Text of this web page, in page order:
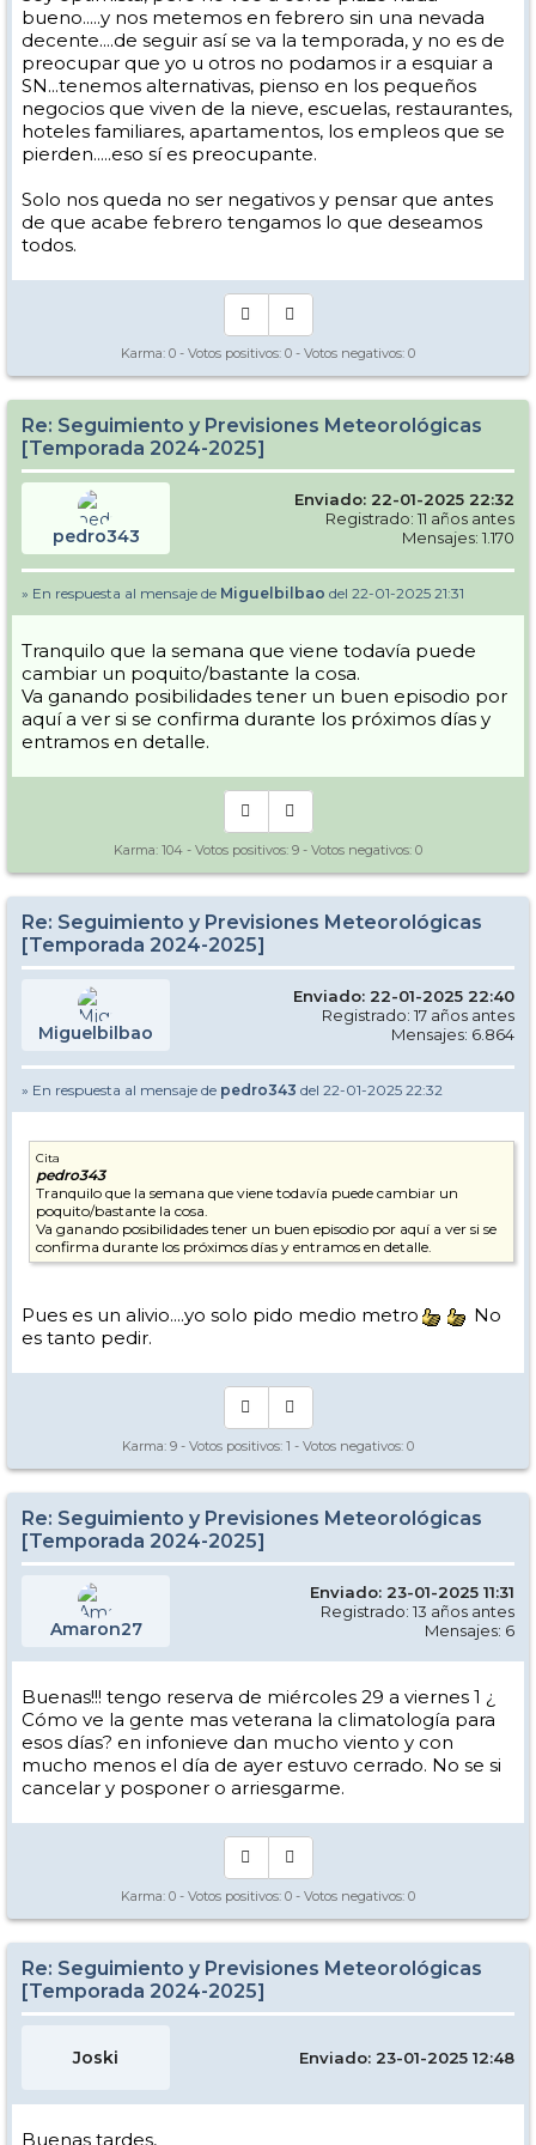
Espero que este post ayude a los que no somos muy fieras en esto de
la metereologia, y sobre todo a tener un poco más de independencia
que al pobre Pedro lo tenemos explotao
bueno.....y nos metemos en febrero sin una nevada
decente....de seguir así se va la temporada, y no es de
preocupar que yo u otros no podamos ir a esquiar a
SN...tenemos alternativas, pienso en los pequeños
negocios que viven de la nieve, escuelas, restaurantes,
hoteles familiares, apartamentos, los empleos que se
pierden.....eso sí es preocupante.
Solo nos queda no ser negativos y pensar que antes
de que acabe febrero tengamos lo que deseamos
todos.
Karma: 0 - Votos positivos: 0 - Votos negativos: 0
Re: Seguimiento y Previsiones Meteorológicas
[Temporada 2024-2025]
pedro343
Enviado: 22-01-2025 22:32
Registrado: 11 años antes
Mensajes: 1.170
» En respuesta al mensaje de Miguelbilbao del 22-01-2025 21:31
Tranquilo que la semana que viene todavía puede
cambiar un poquito/bastante la cosa.
Va ganando posibilidades tener un buen episodio por
aquí a ver si se confirma durante los próximos días y
entramos en detalle.
Karma: 104 - Votos positivos: 9 - Votos negativos: 0
Re: Seguimiento y Previsiones Meteorológicas
[Temporada 2024-2025]
Miguelbilbao
Enviado: 22-01-2025 22:40
Registrado: 17 años antes
Mensajes: 6.864
» En respuesta al mensaje de pedro343 del 22-01-2025 22:32
Cita
pedro343
Tranquilo que la semana que viene todavía puede cambiar un
poquito/bastante la cosa.
Va ganando posibilidades tener un buen episodio por aquí a ver si se
confirma durante los próximos días y entramos en detalle.
Pues es un alivio....yo solo pido medio metro
No
es tanto pedir.
Karma: 9 - Votos positivos: 1 - Votos negativos: 0
Re: Seguimiento y Previsiones Meteorológicas
[Temporada 2024-2025]
Amaron27
Enviado: 23-01-2025 11:31
Registrado: 13 años antes
Mensajes: 6
Buenas!!! tengo reserva de miércoles 29 a viernes 1 ¿
Cómo ve la gente mas veterana la climatología para
esos días? en infonieve dan mucho viento y con
mucho menos el día de ayer estuvo cerrado. No se si
cancelar y posponer o arriesgarme.
Karma: 0 - Votos positivos: 0 - Votos negativos: 0
Re: Seguimiento y Previsiones Meteorológicas
[Temporada 2024-2025]
Joski Enviado: 23-01-2025 12:48
Buenas tardes,